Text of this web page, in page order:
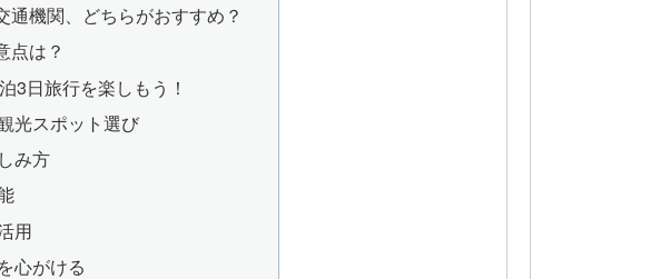
通機関、どちらがおすすめ？
点は？
3日旅行を楽しもう！
光スポット選び
み方
用
心がける